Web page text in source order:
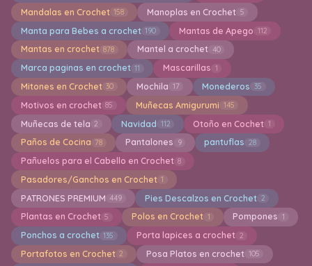
Mandalas en Crochet 158 Manoplas en Crochet 5
Manta para Bebes a crochet 190 Mantas de Apego 112
Mantas en crochet 878 Mantel a crochet 40
Marca paginas en crochet 11 Mascarillas 1
Mitones en Crochet 30 Mochila 17 Monederos 35
Motivos en crochet 85 Muñecas Amigurumi 145
Muñecas de tela 2 Navidad 112 Otoño en Cochet 1
Paños de Cocina 78 Pantalones 9 pantuflas 28
Pañuelos para el Cabello en Crochet 8
Pasadores/Ganchos en Crochet 1
PATRONES PREMIUM 449 Pies Descalzos en Crochet 2
Plantas en Crochet 5 Polos en Crochet 1 Pompones 1
Ponchos a crochet 135 Porta lapices a crochet 2
Portafotos en Crochet 2 Posa Platos en crochet 105